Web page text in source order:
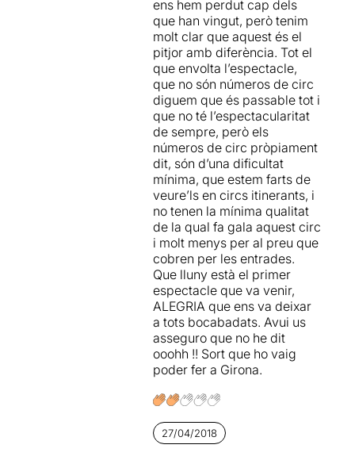
Circ du Soleil, consta un
número de trapezi, almenys
aquest dilluns de Pasqua,
va haver-hi cap número
aeri, i tots van ser
"terrestres".
Resumint, 90 minuts
d'espectacle, primera part
d'una hora i segona part de
30 minuts contant les
salutacions....això si, mitja
hora de descans per veure
si el públic consumeix
alguna cosa o compra
records a preus abusius.
Números ja més que vistos
en altres propostes, que
malgrat estar ben realitzats
(només faltaria),no
arranquen el oohhhhh !!!
d'altres espectacles del Circ
du Soleil.
D'aquest, TOTEM, hem
sortit francament molt
decebuts. Un espectacle on
ens hem perdut cap dels
que han vingut, però tenim
molt clar que aquest és el
pitjor amb diferència. Tot el
que envolta l’espectacle,
que no són números de circ
diguem que és passable tot i
que no té l’espectacularitat
de sempre, però els
números de circ pròpiament
dit, són d’una dificultat
mínima, que estem farts de
veure’ls en circs itinerants, i
no tenen la mínima qualitat
de la qual fa gala aquest circ
i molt menys per al preu que
cobren per les entrades.
Que lluny està el primer
espectacle que va venir,
ALEGRIA que ens va deixar
a tots bocabadats. Avui us
asseguro que no he dit
ooohh !! Sort que ho vaig
poder fer a Girona.
27/04/2018